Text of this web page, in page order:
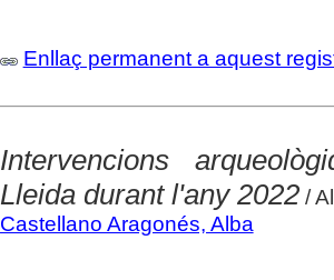
Enllaç permanent a aquest
Intervencions
Lleida durant l'any 2022/
Castellano Aragonés, Alba